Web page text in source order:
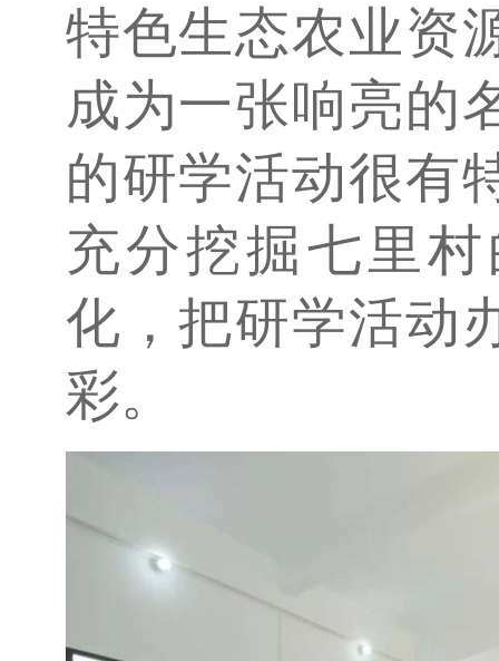
特色生态农业资
成为一张响亮的
的研学活动很有
充分挖掘七里
化，把研学活动
彩。